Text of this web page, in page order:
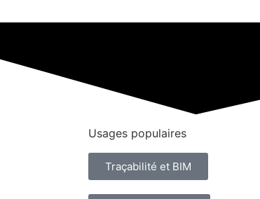
Usages populaires
Traçabilité et BIM